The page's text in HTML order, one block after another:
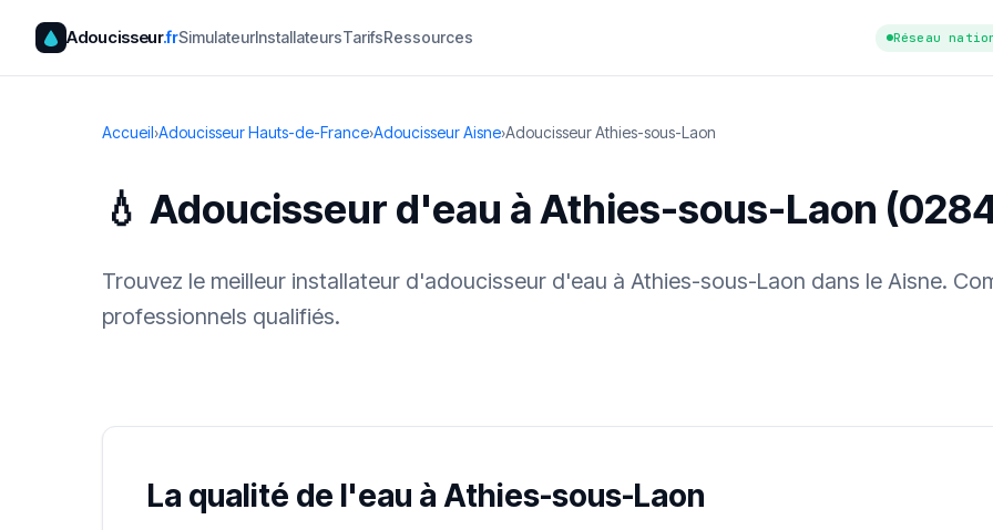
Adoucisseur.frSimulateurInstallateursTarifsRessources Réseau
Accueil›Adoucisseur Hauts-de-France›Adoucisseur Aisne›Adoucisseur Athies-sous-Laon
💧 Adoucisseur d'eau à Athies-sous-Laon
Trouvez le meilleur installateur d'adoucisseur d'eau à Athies-sous-Laon dans le Aisne.
professionnels qualifiés.
La qualité de l'eau à Athies-sous-Laon